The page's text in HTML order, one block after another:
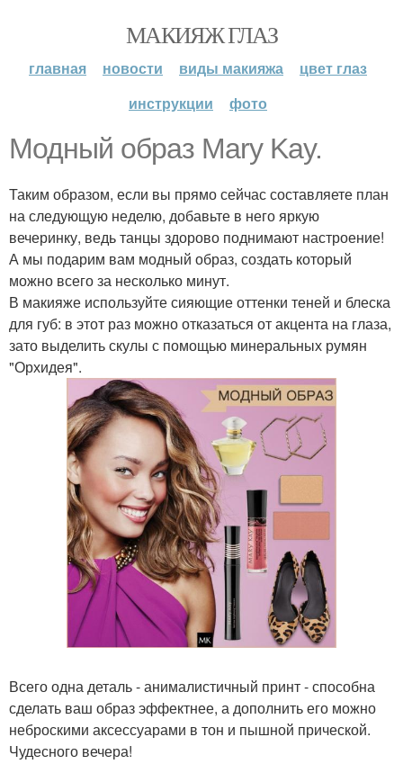
МАКИЯЖ ГЛАЗ
главная новости виды макияжа
цвет глаз
инструкции
фото
Модный образ Mary Kay.
Таким образом, если вы прямо сейчас составляете план
на следующую неделю, добавьте в него яркую
вечеринку, ведь танцы здорово поднимают настроение!
А мы подарим вам модный образ, создать который
можно всего за несколько минут.
В макияже используйте сияющие оттенки теней и блеска
для губ: в этот раз можно отказаться от акцента на глаза,
зато выделить скулы с помощью минеральных румян
"Орхидея".
Всего одна деталь - анималистичный принт - способна
сделать ваш образ эффектнее, а дополнить его можно
неброскими аксессуарами в тон и пышной прической.
Чудесного вечера!